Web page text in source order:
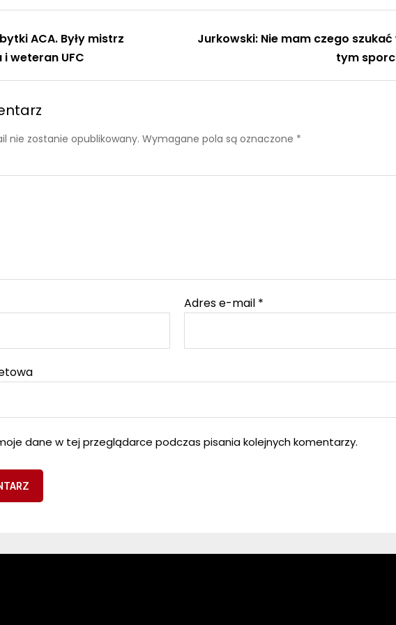
ACA. Były mistrz
weteran UFC
Jurkowski: Nie mam czego szukać
tym
nie zostanie opublikowany. Wymagane pola są oznaczone *
Adres e-mail *
dane w tej przeglądarce podczas pisania kolejnych komentarzy.